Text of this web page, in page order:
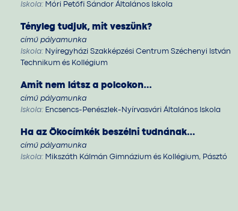
Iskola:Móri Petőfi Sándor Általános Iskola
Tényleg tudjuk, mit veszünk?
című pályamunka
Iskola:Nyíregyházi Szakképzési Centrum Széchenyi István
Technikum és Kollégium
Amit nem látsz a polcokon…
című pályamunka
Iskola:Encsencs-Penészlek-Nyírvasvári Általános Iskola
Ha az Ökocímkék beszélni tudnának…
című pályamunka
Iskola:Mikszáth Kálmán Gimnázium és Kollégium, Pásztó